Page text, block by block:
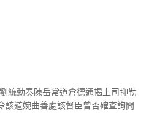
統勳奏陳岳常道倉德通揭上司抑勒
該道婉曲善處該督臣曾否確查詢問